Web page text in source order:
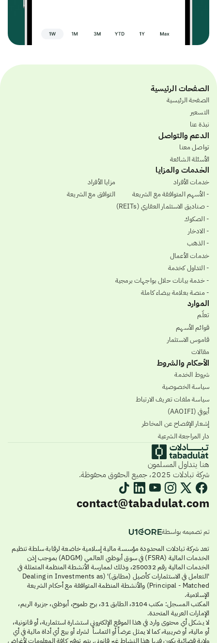
الصفحات الرئيسية
الصفحة الرئيسية
التسعير
نبذة عنا
الدعم والتواصل
تواصل معنا
الأسئلة الشائعة
الخدمات والمزايا
خدمات الأفراد
- الأسهم المتوافقة مع الشريعة
- صناديق الاستثمار العقاري (REITs)
- الصكوك
- الادخار
- الذهب
خدمات الأعمال
- التداول كخدمة
- خدمة بيانات حلال بواجهات برمجية
- منصة بعلامة بيضاء كاملة
مزايا الأفراد
التوافق مع الشريعة
الموارد
تعلّم
قوائم الأسهم
قاموس الاستثمار
مقالات
الأحكام والشروط
شروط الخدمة
سياسة الخصوصية
سياسة ملفات تعريف الارتباط
أيوفي (AAOIFI)
إشعار الإفصاح عن المخاطر
دار المراجعة الشرعية
هنا يتداول المسلمون
شركة تبادلات 2025، جميع الحقوق محفوظة.
contact@tabadulat.com
تم تصميمه بواسطة
تعد شركة تبادلات المحدودة مؤسسة مالية إسلامية خاضعة لرقابة سلطة تنظيم
الخدمات المالية (FSRA) في سوق أبوظبي العالمي (ADGM) بموجب إذن
الخدمات المالية رقم 250032، وذلك لممارسة الأنشطة المنظمة المتمثلة في
'التعامل في الاستثمارات كأصيل (مطابق)' (Dealing in Investments as
Principal - Matched) والأنشطة المنظمة المتوافقة مع أحكام الشريعة
الإسلامية.
المكتب المسجل: مكتب 3104، الطابق 31، برج طموح، أبوظبي، جزيرة الريم،
الإمارات العربية المتحدة.
لا يشكل أي محتوى وارد في هذا الموقع الإلكتروني استشارة استثمارية، أو قانونية،
أو مالية، أو ضريبية، كما لا يمثل عرضاً أو التماساً لشراء أو بيع أي أداة مالية في أي
ولاية قضائية يكون فيها هذا النشاط غير قانوني. يتم توفير كافة المعلومات لأغراض